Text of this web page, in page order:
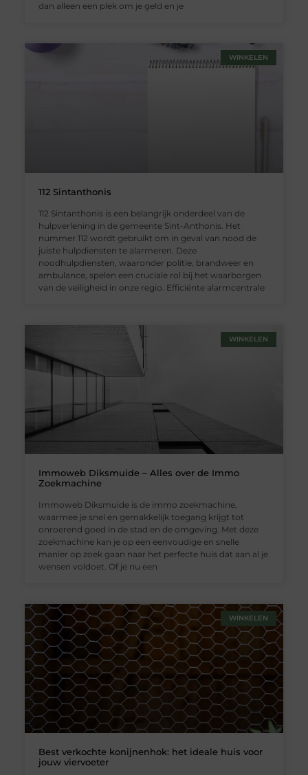
dan alleen een plek om je geld en je
WINKELEN
112 Sintanthonis
112 Sintanthonis is een belangrijk onderdeel van de
hulpverlening in de gemeente Sint-Anthonis. Het
nummer 112 wordt gebruikt om in geval van nood de
juiste hulpdiensten te alarmeren. Deze
noodhulpdiensten, waaronder politie, brandweer en
ambulance, spelen een cruciale rol bij het waarborgen
van de veiligheid in onze regio. Efficiënte alarmcentrale
WINKELEN
Immoweb Diksmuide – Alles over de Immo
Zoekmachine
Immoweb Diksmuide is de immo zoekmachine,
waarmee je snel en gemakkelijk toegang krijgt tot
onroerend goed in de stad en de omgeving. Met deze
zoekmachine kan je op een eenvoudige en snelle
manier op zoek gaan naar het perfecte huis dat aan al je
wensen voldoet. Of je nu een
WINKELEN
Best verkochte konijnenhok: het ideale huis voor
jouw viervoeter